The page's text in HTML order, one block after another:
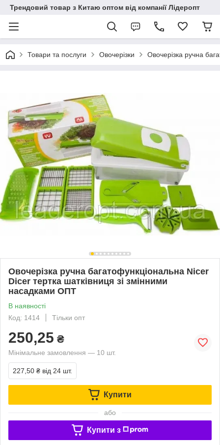
Трендовий товар з Китаю оптом від компанії Лідеропт
Товари та послуги Овочерізки Овочерізка ручна
Овочерізка ручна багатофункціональна Nicer
Dicer тертка шатківниця зі змінними
насадками ОПТ
В наявності
Код: 1414
Тільки опт
250,25 ₴
Мінімальне замовлення — 10 шт.
227,50 ₴ від 24 шт.
Купити
або
Купити з